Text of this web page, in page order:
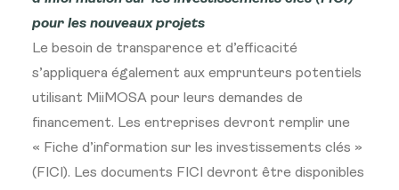
pour les nouveaux projets
Le besoin de transparence et d’efficacité
s’appliquera également aux emprunteurs potentiels
utilisant MiiMOSA pour leurs demandes de
financement. Les entreprises devront remplir une
« Fiche d’information sur les investissements clés »
(FICI). Les documents FICI devront être disponibles